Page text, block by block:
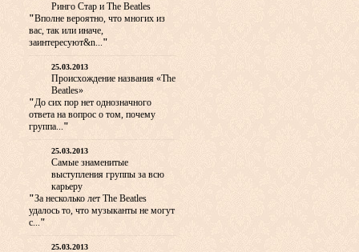
Ринго Стар и The Beatles
"Вполне вероятно, что многих из
вас, так или иначе,
заинтересуют&n..."
25.03.2013
Происхождение названия «The
Beatles»
"До сих пор нет однозначного
ответа на вопрос о том, почему
группа..."
25.03.2013
Самые знаменитые
выступления группы за всю
карьеру
"За несколько лет The Beatles
удалось то, что музыканты не могут
с..."
25.03.2013